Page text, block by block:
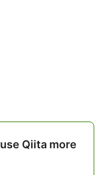
Qiita more